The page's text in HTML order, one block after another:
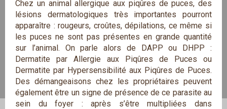
Chez un animal allergique aux piqûres de puces, des
lésions dermatologiques très importantes pourront
apparaître : rougeurs, croûtes, dépilations, ce même si
les puces ne sont pas présentes en grande quantité
sur l’animal. On parle alors de DAPP ou DHPP :
Dermatite par Allergie aux Piqûres de Puces ou
Dermatite par Hypersensibilité aux Piqûres de Puces.
Des démangeaisons chez les propriétaires peuvent
également être un signe de présence de ce parasite au
sein du foyer : après s’être multipliées dans